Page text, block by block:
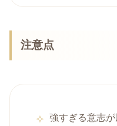
注意点
強すぎる意志